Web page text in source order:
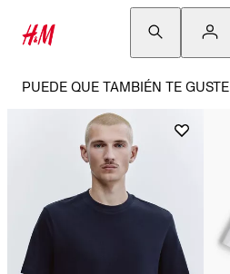
PUEDE QUE TAMBIÉN TE GUSTE